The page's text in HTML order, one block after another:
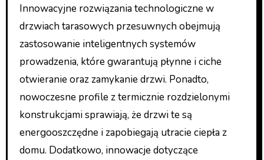
Innowacyjne rozwiązania technologiczne w
drzwiach tarasowych przesuwnych obejmują
zastosowanie inteligentnych systemów
prowadzenia, które gwarantują płynne i ciche
otwieranie oraz zamykanie drzwi. Ponadto,
nowoczesne profile z termicznie rozdzielonymi
konstrukcjami sprawiają, że drzwi te są
energooszczędne i zapobiegają utracie ciepła z
domu. Dodatkowo, innowacje dotyczące